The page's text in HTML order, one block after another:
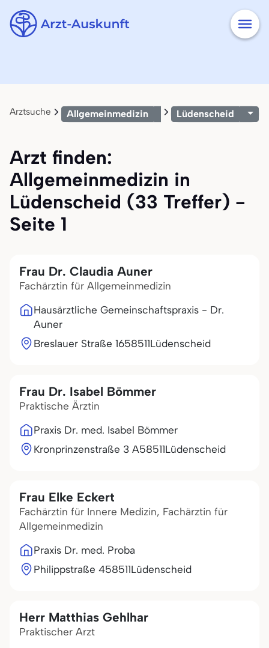
Arztsuche Allgemeinmedizin Lüdenscheid
Arzt finden:
Allgemeinmedizin in
Lüdenscheid (33 Treffer) -
Seite 1
Frau Dr. Claudia Auner
Fachärztin für Allgemeinmedizin
Hausärztliche Gemeinschaftspraxis - Dr.
Auner
Breslauer Straße 1658511Lüdenscheid
Frau Dr. Isabel Bömmer
Praktische Ärztin
Praxis Dr. med. Isabel Bömmer
Kronprinzenstraße 3 A58511Lüdenscheid
Frau Elke Eckert
Fachärztin für Innere Medizin, Fachärztin für
Allgemeinmedizin
Praxis Dr. med. Proba
Philippstraße 458511Lüdenscheid
Herr Matthias Gehlhar
Praktischer Arzt